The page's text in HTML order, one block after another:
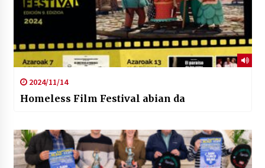
2024/11/14
Homeless Film Festival abian da